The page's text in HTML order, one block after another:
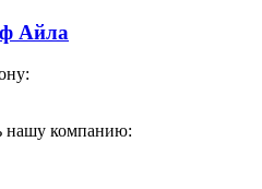
Айла
нашу компанию: